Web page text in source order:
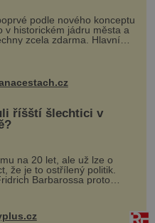
podle nového konceptu
v historickém jádru města a
zcela zdarma. Hlavní
se odehraje na Karlově a
na víno, burčák, pes...
říšští šlechtici v
na 20 let, ale už lze o
že je to ostřílený politik.
Barbarossa proto
syna a dědice Jindřicha
aby se stal
při řešení sporu m...